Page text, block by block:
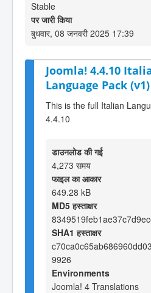
Stable
पर जारी किया
बुधवार, 08 जनवरी 2025 17:39
Joomla! 4.4.10
Language Pack (v1)
This is the full Italian
4.4.10
डाउनलोड की गई
4,273 समय
फाइल का आकार
649.28 kB
MD5 हस्ताक्षर
SHA1 हस्ताक्षर
9926
Environments
Joomla! 4 Translations